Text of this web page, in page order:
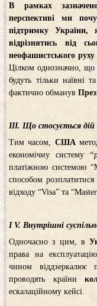
В рамках
перспективі ми
підтримку
відрізнятись від
неофашистського
Цілком однозначно, що
будуть тільки наївні
фактично обманув
ІІІ. Що стосується дій
Тим часом, США
економічну систему
платіжною системою
способом
відходу “Visa” та
І V. Внутрішні
Одночасно з цим, в
права на
чином віддзеркалює
проводять країни
ескалаційному кейсі.